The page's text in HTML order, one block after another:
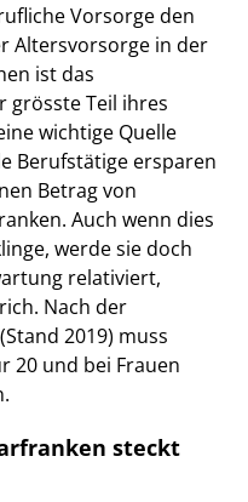
Vorsorge den
Altersvorsorge in der
ist das
grösste Teil ihres
wichtige Quelle
Berufstätige ersparen
Betrag von
Auch wenn dies
werde sie doch
relativiert,
Nach der
2019) muss
20 und bei Frauen
steckt